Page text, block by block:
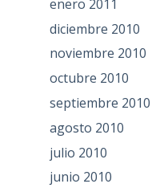
enero 2011
diciembre 2010
noviembre 2010
octubre 2010
septiembre 2010
agosto 2010
julio 2010
junio 2010